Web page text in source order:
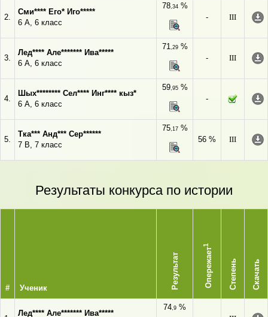
2.
Сми**** Его* Иго*****
6 А, 6 класс
78,34%
-
III
3.
Лед**** Але******* Ива*****
6 А, 6 класс
71,29%
-
III
4.
Шых******** Сел**** Инг**** кыз*
6 А, 6 класс
59,95%
-
5.
Тка*** Анд*** Сер******
7 В, 7 класс
75,17%
56 %
III
Результаты конкурса по истории
# Ученик Результат Опережает
1
Степень Скачать
Лед**** Але******* Ива*****
74,9 %